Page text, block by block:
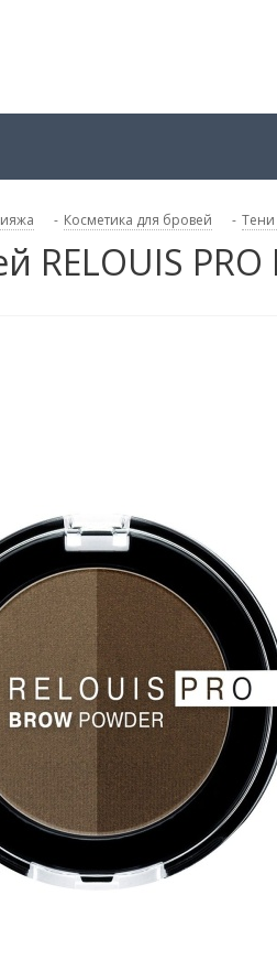
- Косметика для бровей - Тени
RELOUIS